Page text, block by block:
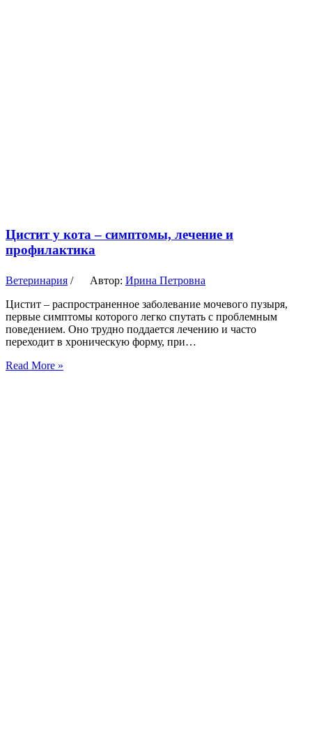
Цистит у кота – симптомы, лечение и
профилактика
Ветеринария / Автор: Ирина Петровна
Цистит – распространенное заболевание мочевого пузыря,
первые симптомы которого легко спутать с проблемным
поведением. Оно трудно поддается лечению и часто
переходит в хроническую форму, при…
Read More »